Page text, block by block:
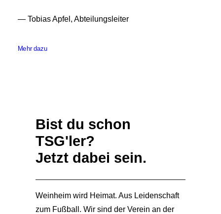
— Tobias Apfel, Abteilungsleiter
Mehr dazu
Bist du schon
TSG'ler?
Jetzt dabei sein.
Weinheim wird Heimat. Aus Leidenschaft
zum Fußball. Wir sind der Verein an der